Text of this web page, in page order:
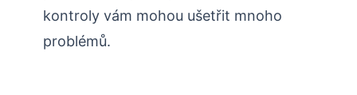
kontroly vám mohou ušetřit mnoho
problémů.